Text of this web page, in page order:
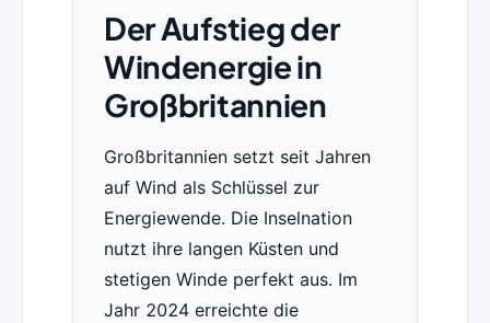
Der Aufstieg der
Windenergie in
Großbritannien
Großbritannien setzt seit Jahren
auf Wind als Schlüssel zur
Energiewende. Die Inselnation
nutzt ihre langen Küsten und
stetigen Winde perfekt aus. Im
Jahr 2024 erreichte die